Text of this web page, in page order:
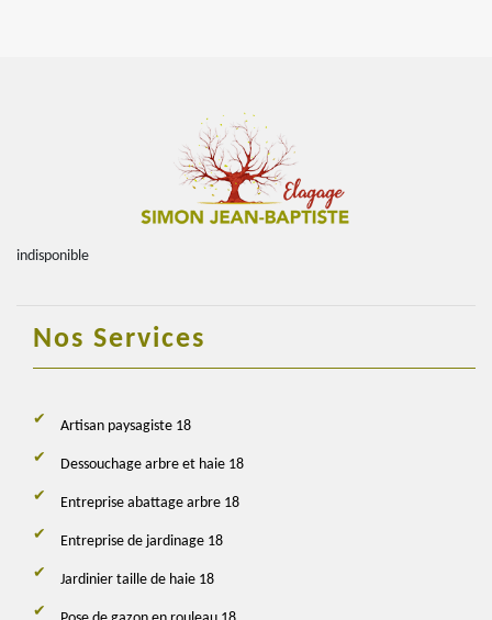
indisponible
Nos Services
Artisan paysagiste 18
Dessouchage arbre et haie 18
Entreprise abattage arbre 18
Entreprise de jardinage 18
Jardinier taille de haie 18